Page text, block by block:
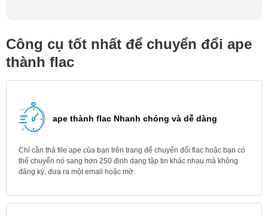
Công cụ tốt nhất để chuyển đổi ape
thành flac
ape thành flac Nhanh chóng và dễ dàng
Chỉ cần thả file ape của bạn trên trang để chuyển đổi flac hoặc bạn có
thể chuyển nó sang hơn 250 định dạng tập tin khác nhau mà không
đăng ký, đưa ra một email hoặc mờ.